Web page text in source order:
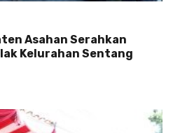
Asahan Serahkan
Kelurahan Sentang